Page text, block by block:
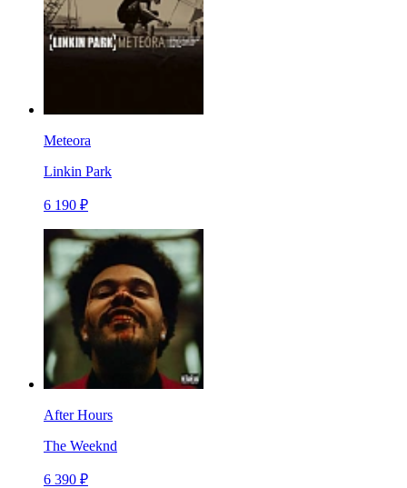
Meteora
Linkin Park
6 190 ₽
After Hours
The Weeknd
6 390 ₽